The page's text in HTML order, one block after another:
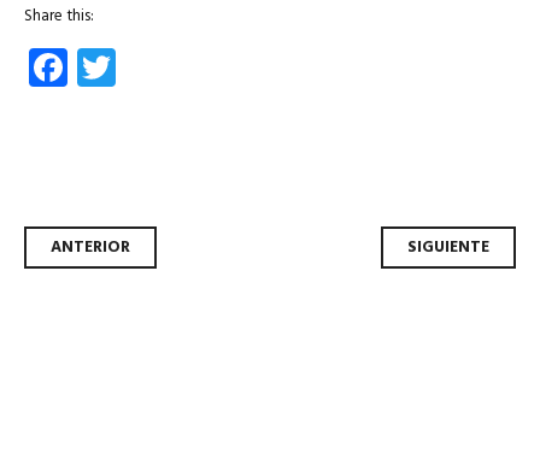
Share this:
Facebook
Navegador de artículos
ANTERIOR SIGUIENTE